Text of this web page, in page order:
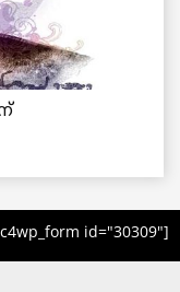
id="30309"]